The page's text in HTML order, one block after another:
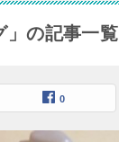
」の記事一覧
0